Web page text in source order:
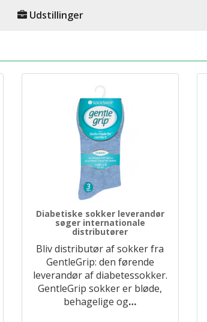
Udstillinger
Diabetiske sokker leverandør
søger internationale
distributører
Bliv distributør af sokker fra
GentleGrip: den førende
leverandør af diabetessokker.
GentleGrip sokker er bløde,
behagelige og…